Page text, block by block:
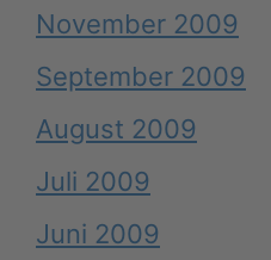
November 2009
September 2009
August 2009
Juli 2009
Juni 2009